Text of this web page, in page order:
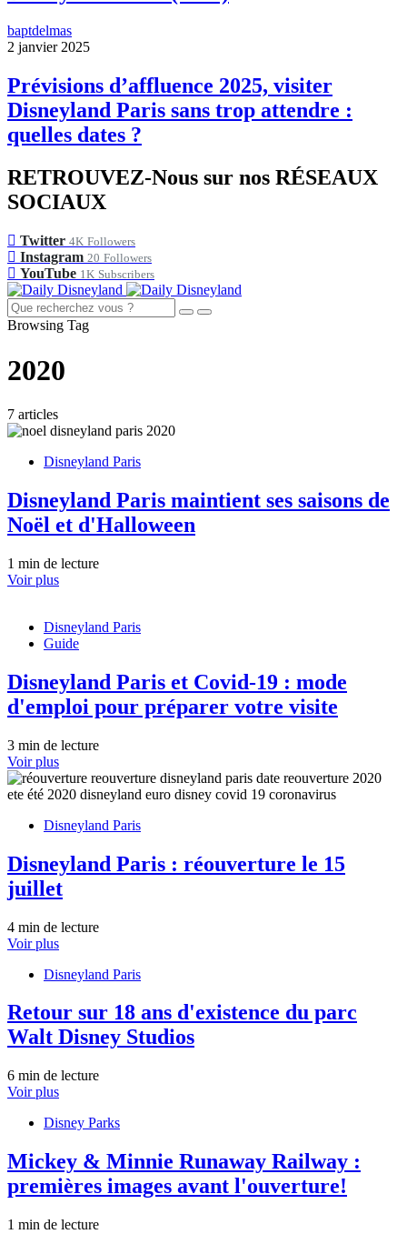
baptdelmas
2 janvier 2025
Prévisions d’affluence 2025, visiter
Disneyland Paris sans trop attendre :
quelles dates ?
RETROUVEZ-Nous sur nos RÉSEAUX
SOCIAUX
Twitter 4K Followers
Instagram 20 Followers
YouTube 1K Subscribers
Browsing Tag
2020
7 articles
Disneyland Paris
Disneyland Paris maintient ses saisons de
Noël et d'Halloween
1 min de lecture
Voir plus
Disneyland Paris
Guide
Disneyland Paris et Covid-19 : mode
d'emploi pour préparer votre visite
3 min de lecture
Voir plus
Disneyland Paris
Disneyland Paris : réouverture le 15
juillet
4 min de lecture
Voir plus
Disneyland Paris
Retour sur 18 ans d'existence du parc
Walt Disney Studios
6 min de lecture
Voir plus
Disney Parks
Mickey & Minnie Runaway Railway :
premières images avant l'ouverture!
1 min de lecture